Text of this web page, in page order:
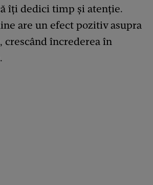
îți dedici timp și atenție.
are un efect pozitiv asupra
crescând încrederea în